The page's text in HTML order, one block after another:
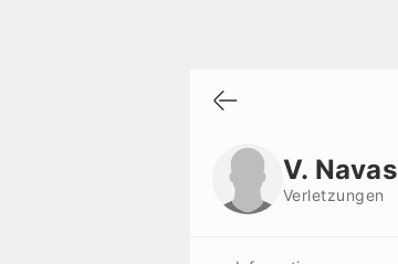
V. Navas
Verletzungen